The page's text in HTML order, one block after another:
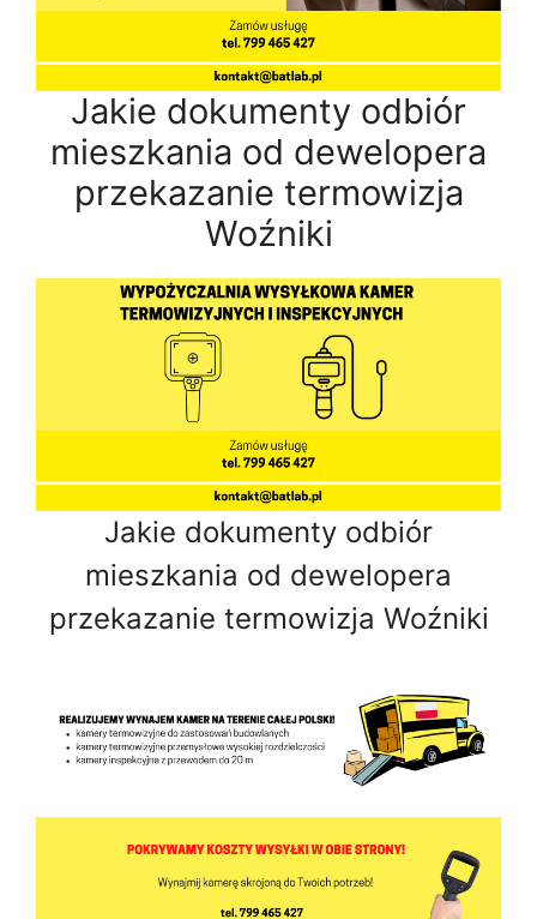
Jakie dokumenty odbiór
mieszkania od dewelopera
przekazanie termowizja
Woźniki
Jakie dokumenty odbiór
mieszkania od dewelopera
przekazanie termowizja Woźniki